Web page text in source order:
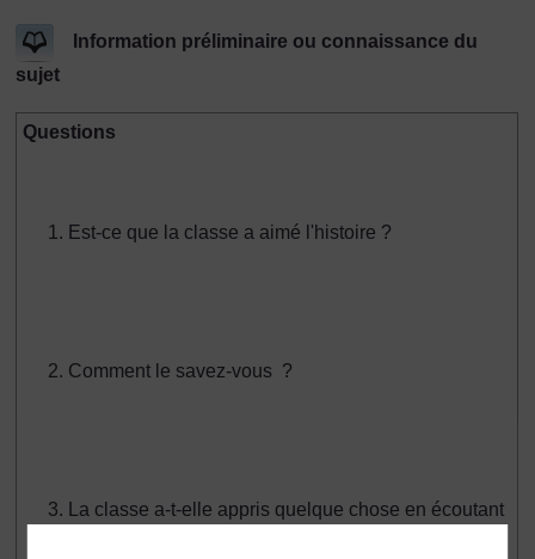
Information préliminaire ou connaissance du
sujet
Questions
Est-ce que la classe a aimé l'histoire ?
Comment le savez-vous ?
La classe a-t-elle appris quelque chose en écoutant